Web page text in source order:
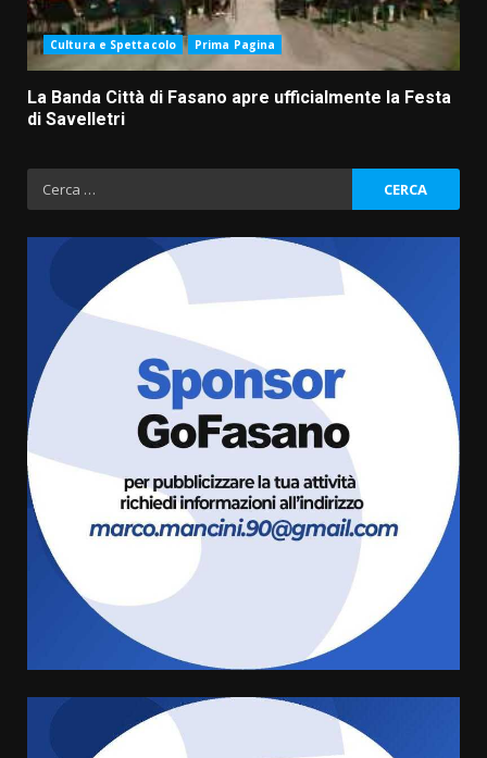
Cultura e Spettacolo Prima Pagina
La Banda Città di Fasano apre ufficialmente la Festa
di Savelletri
Ricerca
per:
La Banda Città di Fasano apre
ufficialmente la Festa di
8 Agosto 2026 11:00
Savelletri in festa, domani sera
grande spettacolo con Uccio De
Santis
Sostenibile: premiati gli studenti
universitari del bando “La strada
giusta”